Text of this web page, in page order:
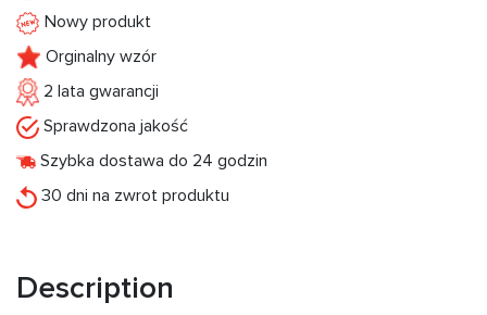
Nowy produkt
Orginalny wzór
2 lata gwarancji
Sprawdzona jakość
Szybka dostawa do 24 godzin
30 dni na zwrot produktu
Description